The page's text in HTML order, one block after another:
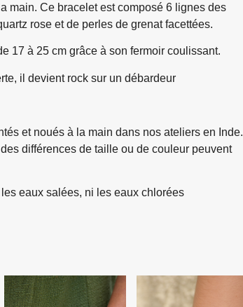
main. Ce bracelet est composé 6 lignes des
rose et de perles de grenat facettées.
17 à 25 cm grâce à son fermoir coulissant.
il devient rock sur un débardeur
et noués à la main dans nos ateliers en Inde.
différences de taille ou de couleur peuvent
eaux salées, ni les eaux chlorées